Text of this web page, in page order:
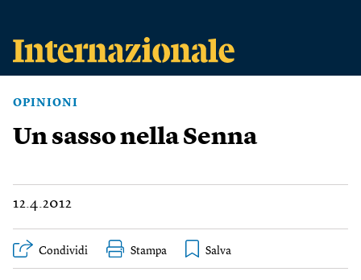
OPINIONI
Un sasso nella Senna
12.4.2012
Condividi Stampa